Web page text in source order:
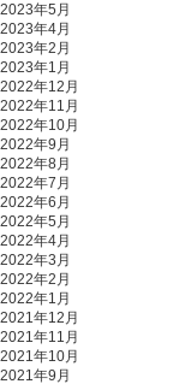
2023年5月
2023年4月
2023年2月
2023年1月
2022年12月
2022年11月
2022年10月
2022年9月
2022年8月
2022年7月
2022年6月
2022年5月
2022年4月
2022年3月
2022年2月
2022年1月
2021年12月
2021年11月
2021年10月
2021年9月